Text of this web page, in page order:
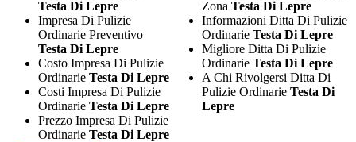
Testa Di Lepre
Impresa Di Pulizie
Ordinarie Preventivo
Testa Di Lepre
Costo Impresa Di Pulizie
Ordinarie Testa Di Lepre
Costi Impresa Di Pulizie
Ordinarie Testa Di Lepre
Prezzo Impresa Di Pulizie
Ordinarie Testa Di Lepre
Zona Testa Di Lepre
Informazioni Ditta Di Pulizie
Ordinarie Testa Di Lepre
Migliore Ditta Di Pulizie
Ordinarie Testa Di Lepre
A Chi Rivolgersi Ditta Di
Pulizie Ordinarie Testa Di
Lepre